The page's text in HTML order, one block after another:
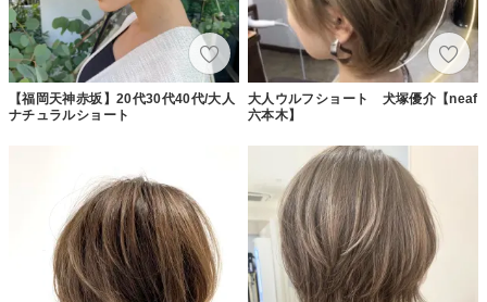
【福岡天神赤坂】20代30代40代/大人
ナチュラルショート
大人ウルフショート 犬塚優介【neaf
六本木】